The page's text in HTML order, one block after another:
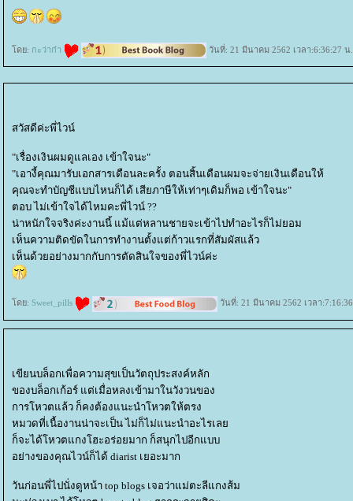
ดย: กะว่าก๋า วันที่: 21 มีนาคม 2562 เวลา:6:36:27 น.
สวัสดีค่ะพี่ไวน์
"เรื่องเงินผมดูแลเอง เข้าใจนะ"
"เอางี้คุณมารับเอกสารเดือนละครั้ง ตอนสิ้นเดือนผมจะจ่ายเงินเดือนให้
คุณจะทำบัญชีแบบไหนก็ได้ เสียภาษีให้เท่าๆเดิมก็พอ เข้าใจนะ"
ตอบ ไม่เข้าใจได้ไหมคะพี่ไวน์ ??
น่าหนักใจจริงค่ะงานนี้ แม้แต่หลานชายจะเข้าไปทำอะไรก็ไม่ยอม
เห็นความติดขัดในการทำงานตั้งแต่ก้าวแรกที่สัมผัสแล้ว
เห็นด้วยอย่างมากกับการตัดสินใจของพี่ไวน์ค่ะ
ดย: Sweet_pills วันที่: 21 มีนาคม 2562 เวลา
เขียนบล็อกเพื่อความสุขเป็นวัตถุประสงค์หลัก
ของบล็อกเก้อร์ แต่เมื่อหลงเข้ามาในวังวนของ
การโหวตแล้ว ก็คงต้องแนะนำโหวตให้ตรง
หมวดที่เนื้องานน่าจะเป็น ไม่ก็ไม่แนะนำอะไรเล
ก็จะได้โหวตแกงโฮะอร่อยมาก ก็สนุกไปอีกแบบ
อย่างของคุณไวน์ก็ได้ diarist เยอะมาก
วันก่อนพี่ไปนั่งดูหน้า top blogs เจอว่าแม่ตะลีแกงส้ม